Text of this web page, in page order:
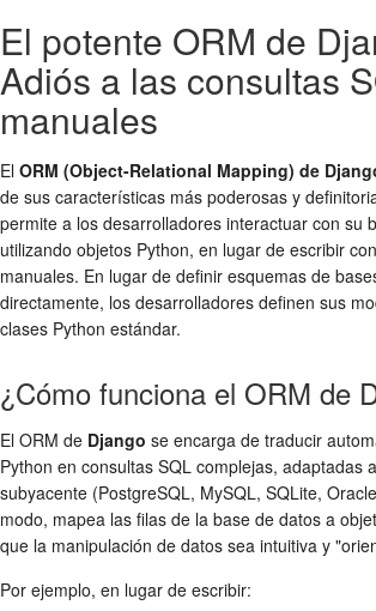
El potente ORM de
Adiós a las consultas
manuales
El ORM (Object-Relational Mapping) de
de sus características más poderosas y
permite a los desarrolladores interactuar con su
utilizando objetos Python, en lugar de escribir
manuales. En lugar de definir esquemas de
directamente, los desarrolladores definen sus
clases Python estándar.
¿Cómo funciona el ORM de
El ORM de Django se encarga de traducir
Python en consultas SQL complejas, adaptadas
subyacente (PostgreSQL, MySQL, SQLite,
modo, mapea las filas de la base de datos a
que la manipulación de datos sea intuitiva y
Por ejemplo, en lugar de escribir: